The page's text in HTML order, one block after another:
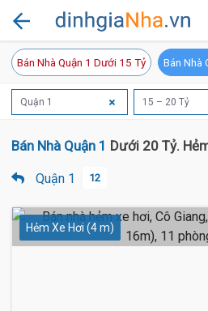
Bán Nhà Quận 1 Dưới 15 Tỷ Bán Nhà
Quận 1 15 – 20 Tỷ
Bán Nhà Quận 1 Dưới 20 Tỷ.
Quận 1 12
Hẻm Xe Hơi (4 m)